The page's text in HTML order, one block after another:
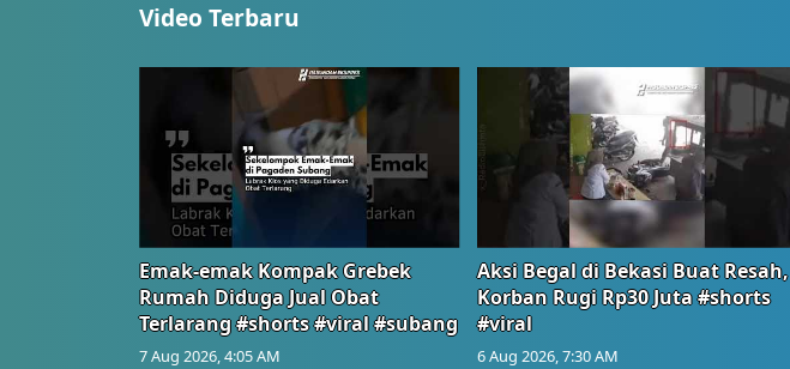
Video Terbaru
Emak-emak Kompak Grebek
Rumah Diduga Jual Obat
Terlarang #shorts #viral #subang
7 Aug 2026, 4:05 AM
Aksi Begal di Bekasi Buat Resah,
Korban Rugi Rp30 Juta #shorts
#viral
6 Aug 2026, 7:30 AM